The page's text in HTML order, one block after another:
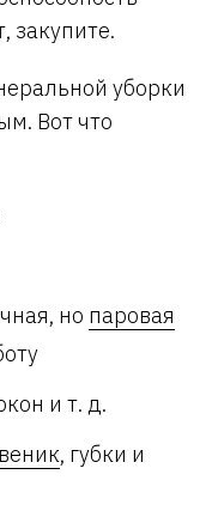
закупите.
уборки
Вот что
но паровая
и т. д.
веник, губки и